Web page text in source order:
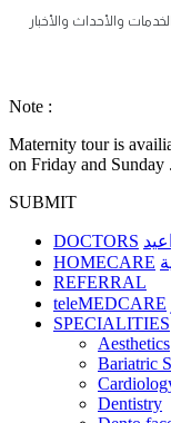
والأحداث والأخبار
Note :
Maternity tour is
on Friday and Sunday .
SUBMIT
DOCTORS
HOMECARE
REFERRAL
teleMEDCARE
SPECIALITIES
Aesthetics
Bariatric
Dentistry